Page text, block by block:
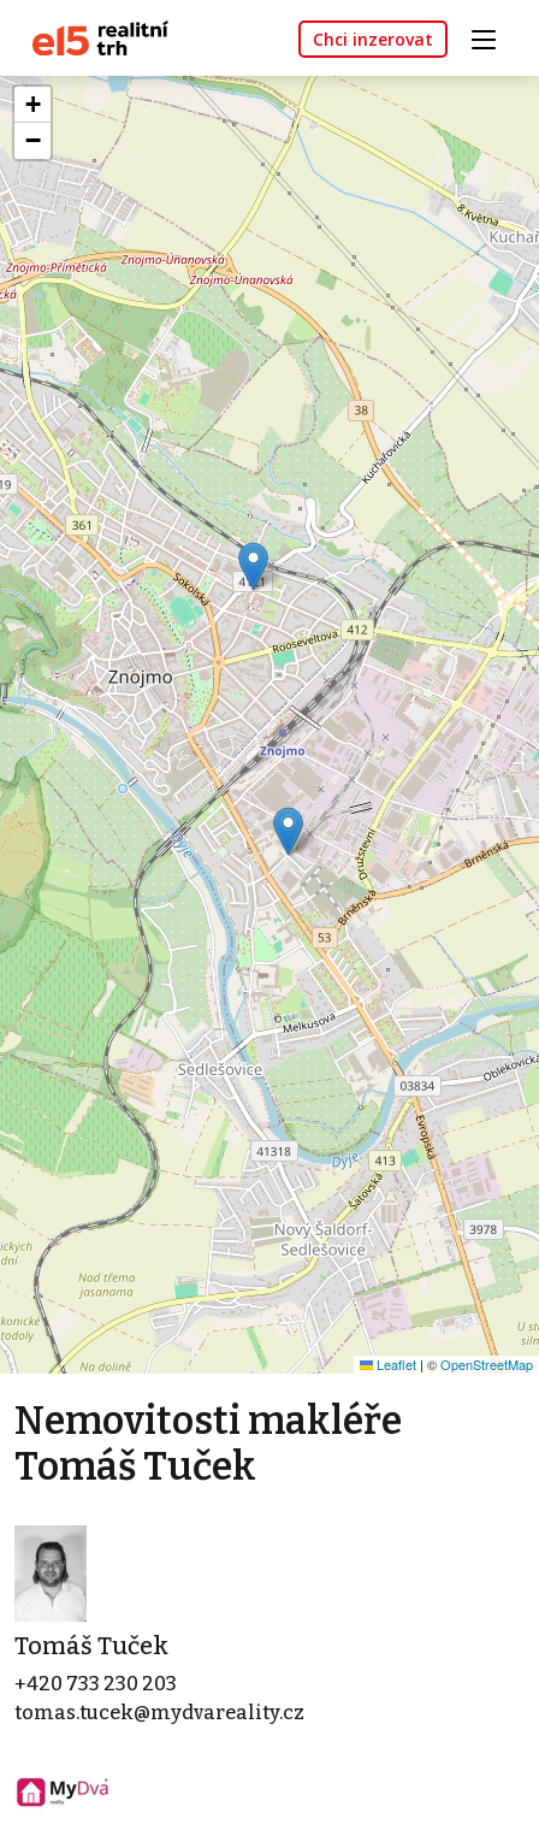
Chci inzerovat
+
−
Leaflet | ©OpenStreetMap
Nemovitosti makléře
Tomáš Tuček
Tomáš Tuček
+420 733 230 203
tomas.tucek@mydvareality.cz